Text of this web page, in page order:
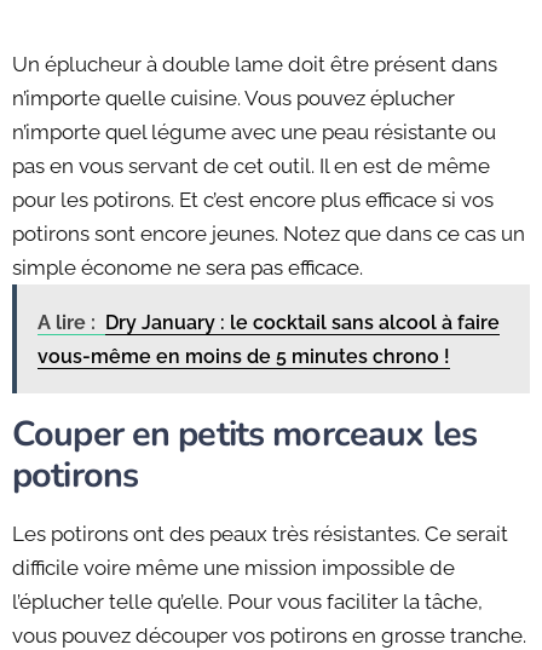
Un éplucheur à double lame doit être présent dans
n’importe quelle cuisine. Vous pouvez éplucher
n’importe quel légume avec une peau résistante ou
pas en vous servant de cet outil. Il en est de même
pour les potirons. Et c’est encore plus efficace si vos
potirons sont encore jeunes. Notez que dans ce cas un
simple économe ne sera pas efficace.
A lire : Dry January : le cocktail sans alcool à faire
vous-même en moins de 5 minutes chrono !
Couper en petits morceaux les
potirons
Les potirons ont des peaux très résistantes. Ce serait
difficile voire même une mission impossible de
l’éplucher telle qu’elle. Pour vous faciliter la tâche,
vous pouvez découper vos potirons en grosse tranche.